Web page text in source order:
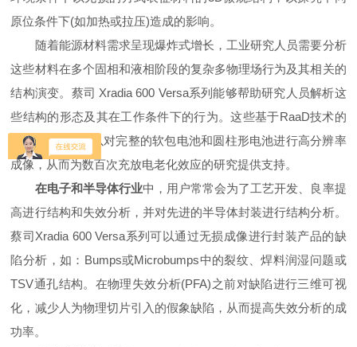
原位条件下(如加热或拉压)造成的影响。
随着能源材料需求呈现爆炸式增长，工业研究人员需要分析
这些材料在多个固相和液相阶段的复杂多物理场行为及其相关的
结构演变。蔡司 Xradia 600 Versa系列能够帮助研究人员解析这
些结构的形态及其在工作条件下的行为。这些基于RaaD技术的
X射线显微镜可以对完整的软包电池和圆柱形电池进行高分辨率
成像，从而为数百次充放电老化效应的研究提供支持。
在电子和半导体行业中，用户常常会为了工艺开发、良率提
高进行结构和失效分析，并对先进的半导体封装进行结构分析。
蔡司Xradia 600 Versa系列可以通过无损成像进行封装产品的缺
陷分析，如：Bumps或Microbumps中的裂纹、焊料润湿问题或
TSV通孔结构。在物理失效分析(PFA)之前对缺陷进行三维可视
化，减少人为物理切片引入的假象缺陷，从而提高失效分析的成
功率。